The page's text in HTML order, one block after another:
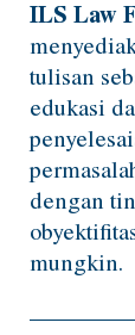
ILS Law
tulisan
edukasi
dengan
mungkin.